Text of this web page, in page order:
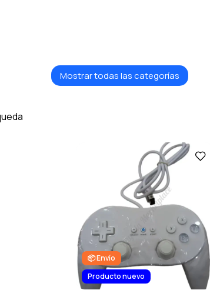
Mostrar todas las categorías
📦 Envío
Producto nuevo